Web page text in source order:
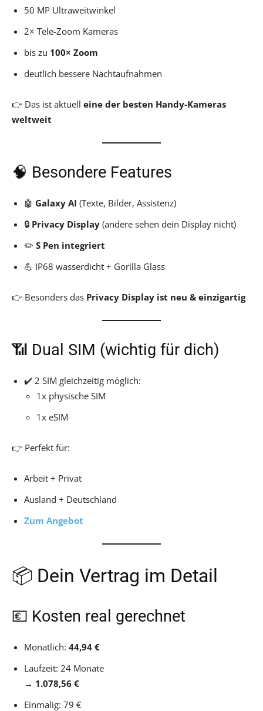
50 MP Ultraweitwinkel
2× Tele-Zoom Kameras
bis zu 100× Zoom
deutlich bessere Nachtaufnahmen
👉 Das ist aktuell eine der besten Handy-Kameras
weltweit
🧠 Besondere Features
🤖 Galaxy AI (Texte, Bilder, Assistenz)
🔒 Privacy Display (andere sehen dein Display nicht)
✏️ S Pen integriert
💪 IP68 wasserdicht + Gorilla Glass
👉 Besonders das Privacy Display ist neu & einzigartig
📶 Dual SIM (wichtig für dich)
✔️ 2 SIM gleichzeitig möglich:
1x physische SIM
1x eSIM
👉 Perfekt für:
Arbeit + Privat
Ausland + Deutschland
Zum Angebot
📦 Dein Vertrag im Detail
💶 Kosten real gerechnet
Monatlich: 44,94 €
Laufzeit: 24 Monate
→ 1.078,56 €
Einmalig: 79 €